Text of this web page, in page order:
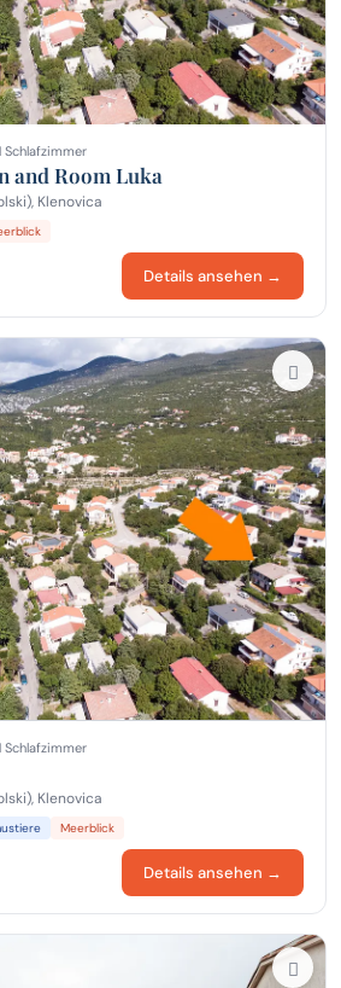
Schlafzimmer
and Room Luka
Klenovica
Details ansehen →
Schlafzimmer
Klenovica
Meerblick
Details ansehen →